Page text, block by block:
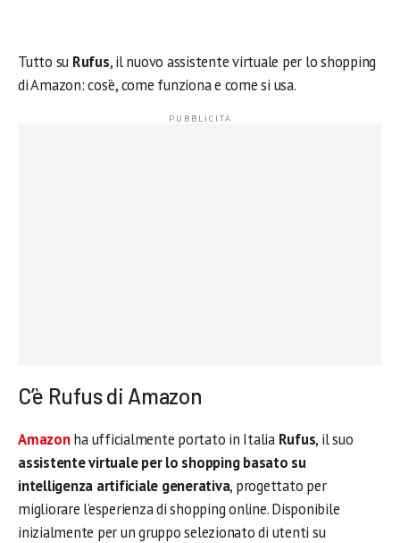
Tutto su Rufus, il nuovo assistente virtuale per lo shopping
di Amazon: cos’è, come funziona e come si usa.
C’è Rufus di Amazon
Amazonha ufficialmente portato in Italia Rufus, il suo
assistente virtuale per lo shopping basato su
intelligenza artificiale generativa, progettato per
migliorare l’esperienza di shopping online. Disponibile
inizialmente per un gruppo selezionato di utenti su